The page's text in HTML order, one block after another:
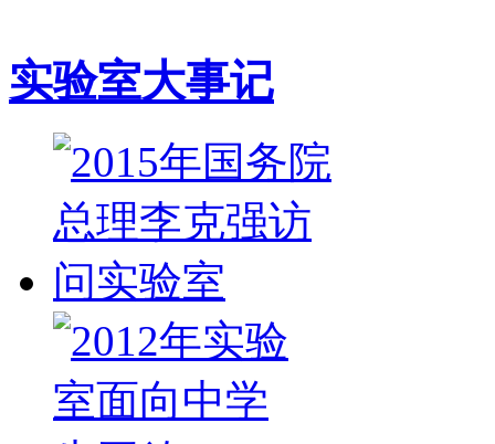
实验室大事记